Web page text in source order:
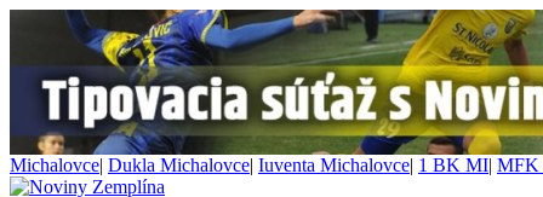
Michalovce| Dukla Michalovce| Iuventa Michalovce| 1 BK MI| MFK